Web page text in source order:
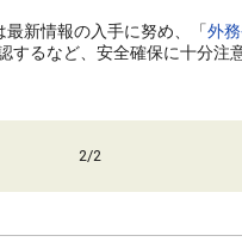
新情報の入手に努め、「外
するなど、安全確保に十分注
2/2